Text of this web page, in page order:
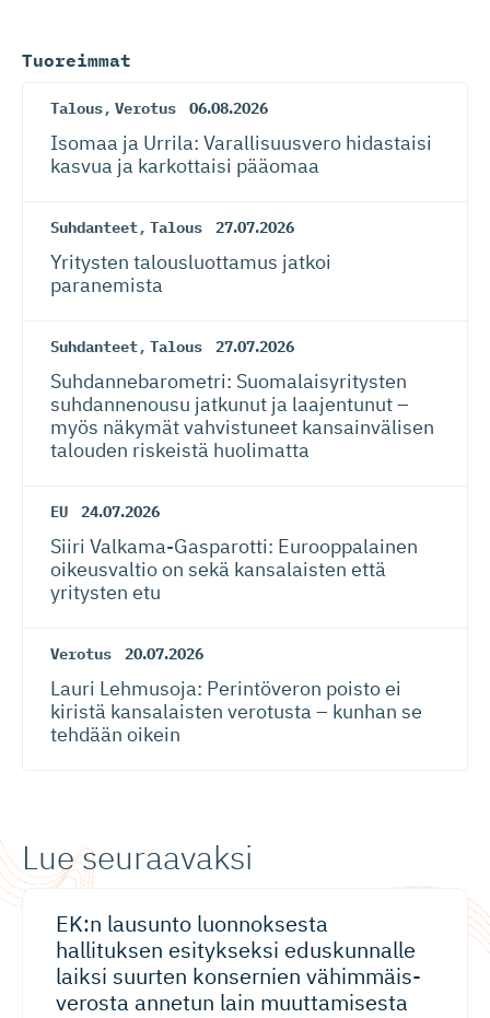
Tuoreimmat
Talous, Verotus 06.08.2026
Isomaa ja Urrila: Varallisuusvero hidastaisi
kasvua ja karkottaisi pääomaa
Suhdanteet, Talous 27.07.2026
Yritysten talousluottamus jatkoi
paranemista
Suhdanteet, Talous 27.07.2026
Suhdanneba­ro­metri: Suomalaisy­ri­tysten
suhdannenousu jatkunut ja laajentunut –
myös näkymät vahvistuneet kansainvälisen
talouden riskeistä huolimatta
EU 24.07.2026
Siiri Valkama-Gas­pa­rotti: Eurooppalainen
oikeusvaltio on sekä kansalaisten että
yritysten etu
Verotus 20.07.2026
Lauri Lehmusoja: Perintöveron poisto ei
kiristä kansalaisten verotusta – kunhan se
tehdään oikein
Lue seuraavaksi
EK:n lausunto luonnoksesta
hallituksen esitykseksi eduskunnalle
laiksi suurten konsernien vähimmäis­
verosta annetun lain muuttamisesta